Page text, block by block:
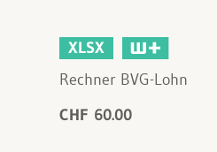
XLSX
Rechner BVG-Lohn
CHF 60.00